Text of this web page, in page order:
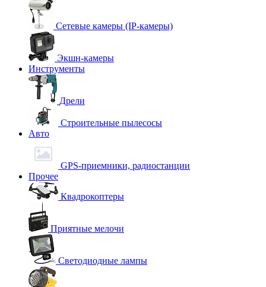
Сетевые камеры (IP-камеры)
Экшн-камеры
Инструменты
Дрели
Строительные пылесосы
Авто
GPS-приемники, радиостанции
Прочее
Квадрокоптеры
Приятные мелочи
Светодиодные лампы